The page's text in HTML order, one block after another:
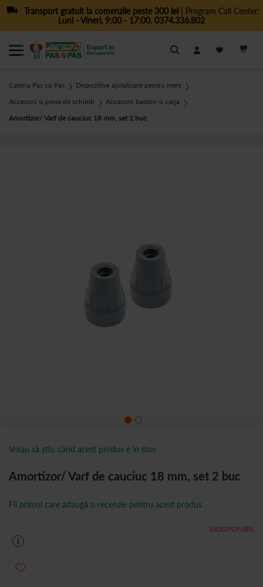
Transport gratuit la comenzile peste 300 lei| Program Call Center:
Luni - Vineri, 9:00 - 17:00, 0374.336.802
Cautare
Catena Pas cu Pas ❯ Dispozitive ajutatoare pentru mers ❯
Accesorii si piese de schimb ❯ Accesorii baston si carja ❯
Amortizor/ Varf de cauciuc 18 mm, set 2 buc
Amortizor/ Varf de cauciuc 18 mm, set 2 buc
INDISPONIBIL
Fii primul care adaugă o recenzie pentru acest produs
i
Vreau să știu când acest produs e în stoc